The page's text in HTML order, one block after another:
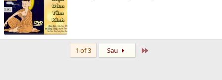
1 of 3 Sau